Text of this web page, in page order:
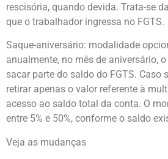
rescisória, quando devida. Trata-se
que o trabalhador ingressa no FGTS.
Saque-aniversário: modalidade
anualmente, no mês de aniversário,
sacar parte do saldo do FGTS. Caso
retirar apenas o valor referente à
acesso ao saldo total da conta. O
entre 5% e 50%, conforme o saldo
Veja as mudanças